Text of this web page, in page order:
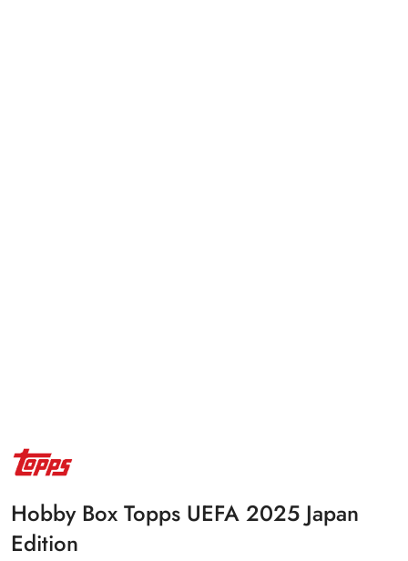
NAZWA
PRODUCENTA:
TOPPS
Hobby Box Topps UEFA 2025 Japan
Edition